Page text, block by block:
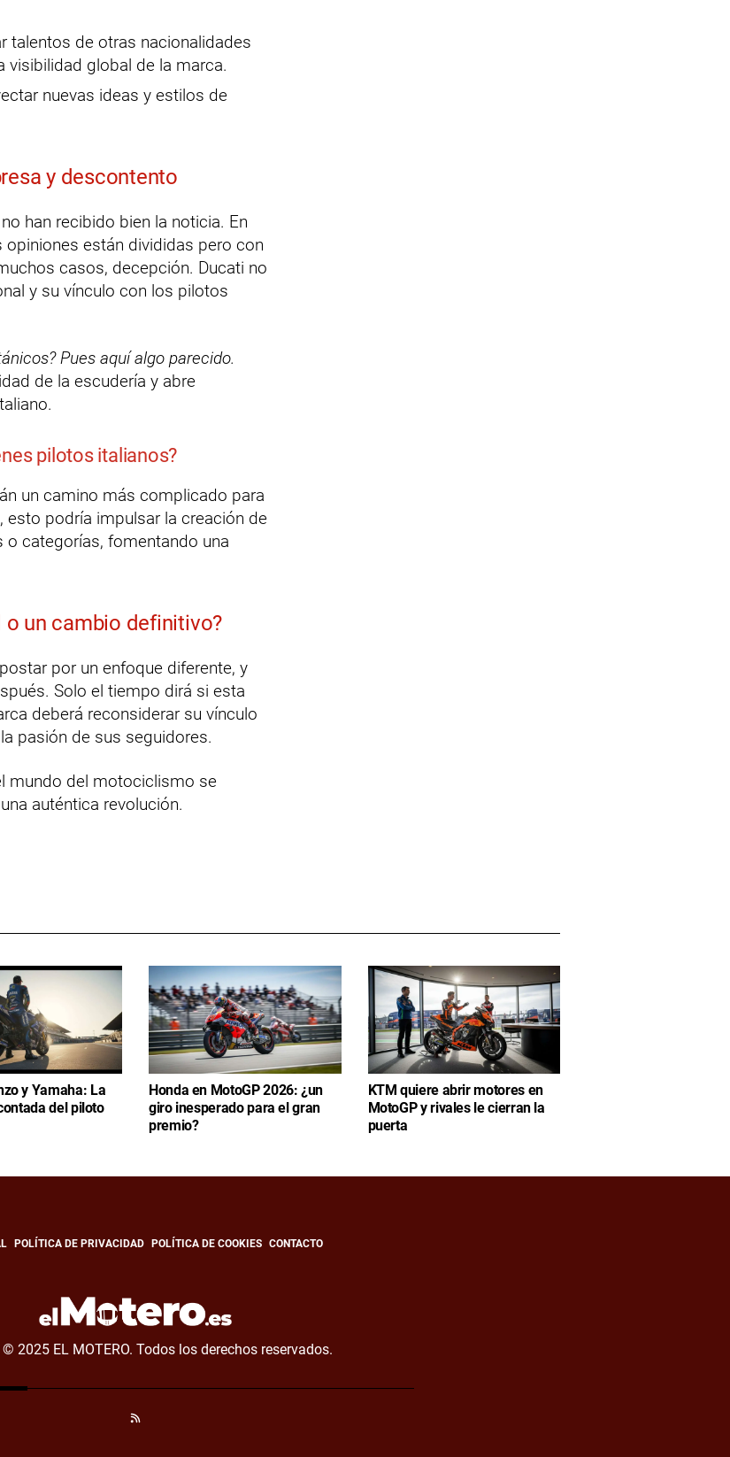
talentos de otras nacionalidades
visibilidad global de la marca.
nuevas ideas y estilos de
y descontento
han recibido bien la noticia. En
están divididas pero con
casos, decepción. Ducati no
y su vínculo con los pilotos
Pues aquí algo parecido.
de la escudería y abre
pilotos italianos?
un camino más complicado para
esto podría impulsar la creación de
categorías, fomentando una
un cambio definitivo?
por un enfoque diferente, y
Solo el tiempo dirá si esta
deberá reconsiderar su vínculo
pasión de sus seguidores.
mundo del motociclismo se
auténtica revolución.
y Yamaha: La
del piloto
Honda en MotoGP 2026: ¿un
giro inesperado para el gran
premio?
KTM quiere abrir motores en
MotoGP y rivales le cierran la
puerta
POLÍTICA DE PRIVACIDAD POLÍTICA DE COOKIES CONTACTO
2025 EL MOTERO. Todos los derechos reservados.